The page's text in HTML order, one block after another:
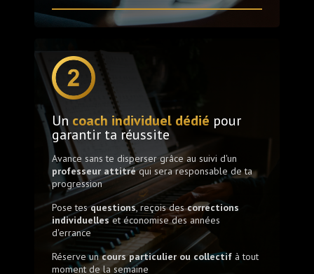
Un coach individuel dédié pour
garantir ta réussite
Avance sans te disperser grâce au suivi d'un
professeur attitréqui sera responsable de ta
progression
Pose tesquestions, reçois descorrections
individuelleset économise des années
d'errance
Réserve uncours particulier ou collectif à tout
moment de la semaine